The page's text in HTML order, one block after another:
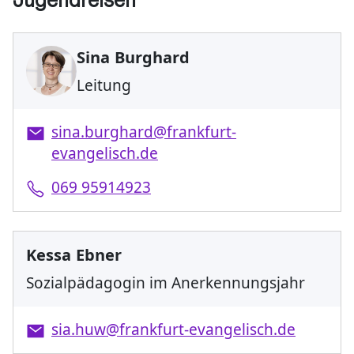
Sina Burghard
Leitung
sina.burghard@frankfurt-
evangelisch.de
069 95914923
Kessa Ebner
Sozialpädagogin im Anerkennungsjahr
sia.huw@frankfurt-evangelisch.de